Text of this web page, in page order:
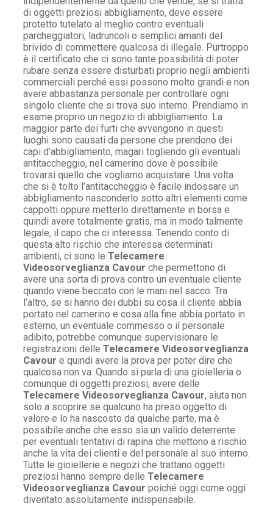
di oggetti preziosi abbigliamento, deve essere
protetto tutelato al meglio contro eventuali
parcheggiatori, ladruncoli o semplici amanti del
brivido di commettere qualcosa di illegale. Purtroppo
è il certificato che ci sono tante possibilità di poter
rubare senza essere disturbati proprio negli ambienti
commerciali perché essi possono molto grandi e non
avere abbastanza personale per controllare ogni
singolo cliente che si trova suo interno. Prendiamo in
esame proprio un negozio di abbigliamento. La
maggior parte dei furti che avvengono in questi
luoghi sono causati da persone che prendono dei
capi d’abbigliamento, magari togliendo gli eventuali
antitaccheggio, nel camerino dove è possibile
trovarsi quello che vogliamo acquistare. Una volta
che si è tolto l’antitaccheggio è facile indossare un
abbigliamento nasconderlo sotto altri elementi come
cappotti oppure metterlo direttamente in borsa e
quindi avere totalmente gratis, ma in modo talmente
legale, il capo che ci interessa. Tenendo conto di
questa alto rischio che interessa determinati
ambienti, ci sono le Telecamere
Videosorveglianza Cavour che permettono di
avere una sorta di prova contro un eventuale cliente
quando viene beccato con le mani nel sacco. Tra
l’altro, se si hanno dei dubbi su cosa il cliente abbia
portato nel camerino e cosa alla fine abbia portato in
esterno, un eventuale commesso o il personale
adibito, potrebbe comunque supervisionare le
registrazioni delle Telecamere Videosorveglianza
Cavour e quindi avere la prova per poter dire che
qualcosa non va. Quando si parla di una gioielleria o
comunque di oggetti preziosi, avere delle
Telecamere Videosorveglianza Cavour, aiuta non
solo a scoprire se qualcuno ha preso oggetto di
valore e lo ha nascosto da qualche parte, ma è
possibile anche che esso sia un valido deterrente
per eventuali tentativi di rapina che mettono a rischio
anche la vita dei clienti e del personale al suo interno.
Tutte le gioiellerie e negozi che trattano oggetti
preziosi hanno sempre delle Telecamere
Videosorveglianza Cavour poiché oggi come oggi
diventato assolutamente indispensabile.